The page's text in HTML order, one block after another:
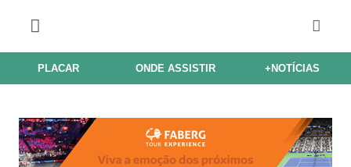
PLACAR ONDE ASSISTIR +NOTÍCIAS